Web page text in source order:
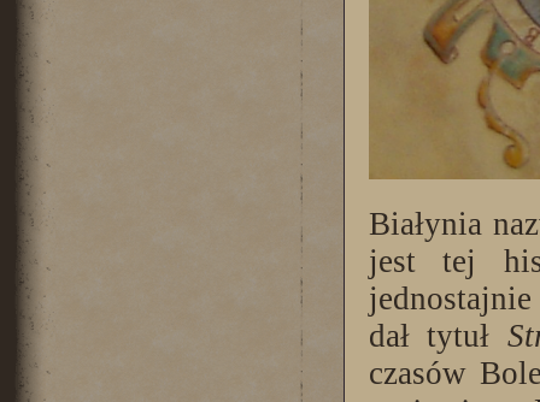
Białynia
jest tej
dał tytuł
czasów